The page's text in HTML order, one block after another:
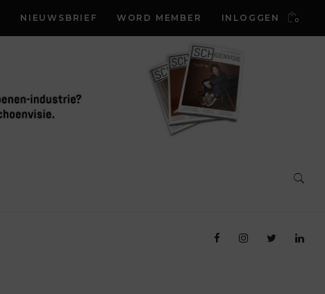
NIEUWSBRIEF WORD MEMBER INLOGGEN 0